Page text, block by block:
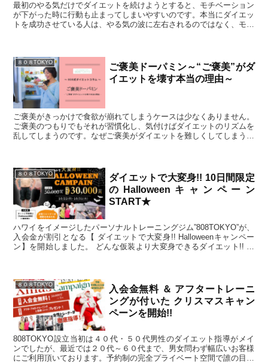
最初のやる気だけでダイエットを続けようとすると、モチベーション
が下がった時に行動も止まってしまいやすいのです。本当にダイエッ
トを成功させている人は、やる気の波に左右されるのではなく、モチ
８０８TOKYO
ご褒美ドーパミン～“ご褒美”がダ
イエットを壊す本当の理由～
ご褒美がきっかけで食欲が崩れてしまうケースは少なくありません。
ご褒美のつもりでもそれが習慣化し、気付けばダイエットのリズムを
乱してしまうのです。なぜご褒美がダイエットを難しくしてしまうの
８０８TOKYO
ダイエットで大変身!! 10日間限定
のHalloweenキャンペーン
START★
ハワイをイメージしたパーソナルトレーニングジム”808TOKYO”が、
入会金が割引となる【 ダイエットで大変身!! Halloweenキャンペー
ン】を開始しました。 どんな仮装より大変身できるダイエット!! 女
８０８TOKYO
入会金無料 ＆ アフタートレーニ
ングが付いた クリスマスキャン
ペーンを開始!!
808TOKYO設立当初は４０代・５０代男性のダイエット指導がメイ
ンでしたが、最近では２０代～６０代まで、男女問わず幅広いお客様
にご利用頂いております。予約制の完全プライベート空間で誰の目線